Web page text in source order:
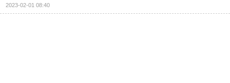
2023-02-01 08:40